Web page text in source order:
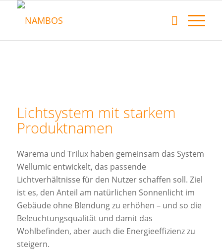
Lichtsystem mit starkem
Produktnamen
Warema und Trilux haben gemeinsam das System
Wellumic entwickelt, das passende
Lichtverhältnisse für den Nutzer schaffen soll. Ziel
ist es, den Anteil am natürlichen Sonnenlicht im
Gebäude ohne Blendung zu erhöhen – und so die
Beleuchtungsqualität und damit das
Wohlbefinden, aber auch die Energieeffizienz zu
steigern.